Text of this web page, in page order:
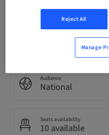
Delivery method
Theoretical
Audience
National
Seats availability
10 available
Reject All
Manage